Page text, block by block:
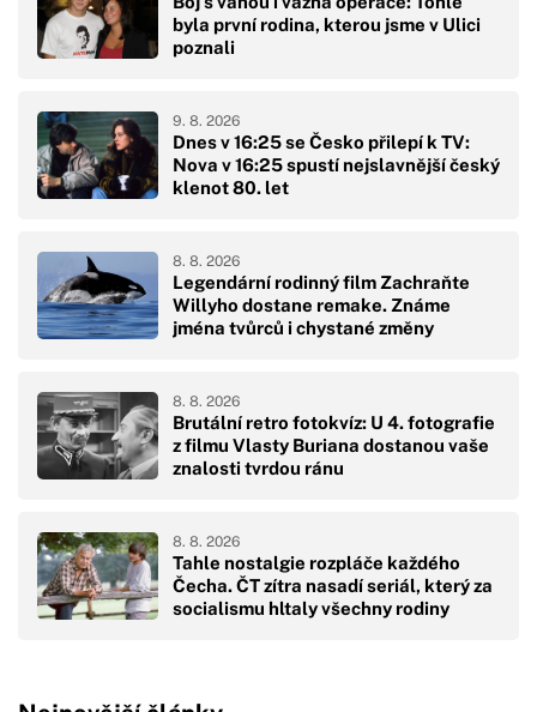
byla první rodina, kterou jsme v Ulici
poznali
Dnes v 16:25 se Česko přilepí k TV:
Nova v 16:25 spustí nejslavnější český
klenot 80. let
9. 8. 2026
Legendární rodinný film Zachraňte
Willyho dostane remake. Známe
jména tvůrců i chystané změny
8. 8. 2026
Brutální retro fotokvíz: U 4. fotografie
z filmu Vlasty Buriana dostanou vaše
znalosti tvrdou ránu
8. 8. 2026
Tahle nostalgie rozpláče každého
Čecha. ČT zítra nasadí seriál, který za
socialismu hltaly všechny rodiny
8. 8. 2026